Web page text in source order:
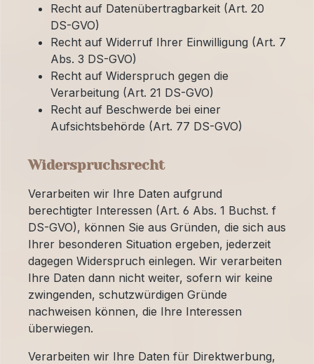
Recht auf Datenübertragbarkeit (Art. 20
DS-GVO)
Recht auf Widerruf Ihrer Einwilligung (Art. 7
Abs. 3 DS-GVO)
Recht auf Widerspruch gegen die
Verarbeitung (Art. 21 DS-GVO)
Recht auf Beschwerde bei einer
Aufsichtsbehörde (Art. 77 DS-GVO)
Widerspruchsrecht
Verarbeiten wir Ihre Daten aufgrund
berechtigter Interessen (Art. 6 Abs. 1 Buchst. f
DS-GVO), können Sie aus Gründen, die sich aus
Ihrer besonderen Situation ergeben, jederzeit
dagegen Widerspruch einlegen. Wir verarbeiten
Ihre Daten dann nicht weiter, sofern wir keine
zwingenden, schutzwürdigen Gründe
nachweisen können, die Ihre Interessen
überwiegen.
Verarbeiten wir Ihre Daten für Direktwerbung,